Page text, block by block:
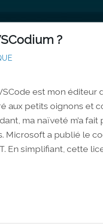
?
est mon
aux petits oignons et
ma naïveté m’a fait
Microsoft a publié le
En simplifiant, cette